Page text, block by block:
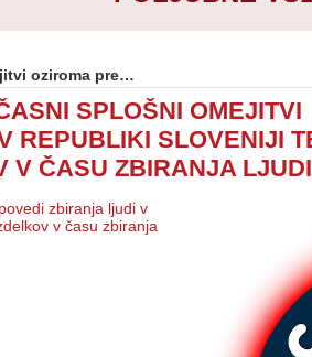
blaga in izdelkov v času zbiranja ljudi
SPLOŠNI OMEJITVI
REPUBLIKI SLOVENIJI
V ČASU ZBIRANJA LJUDI
zbiranja ljudi v
v času zbiranja